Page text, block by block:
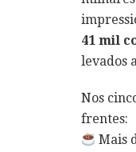
41 mil
levados
Nos
frentes:
Mais